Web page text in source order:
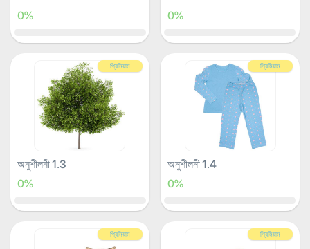
0%
0%
প্রিমিয়াম
অনুশীলনী 1.3
0%
প্রিমিয়াম
অনুশীলনী 1.4
0%
প্রিমিয়াম প্রিমিয়াম